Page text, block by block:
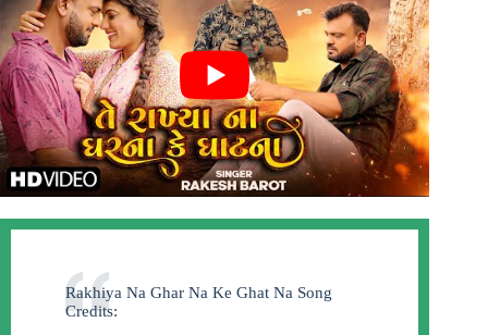
Rakhiya Na Ghar Na Ke Ghat Na Song
Credits: